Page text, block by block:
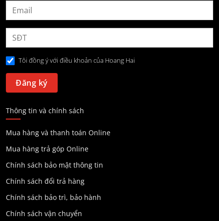
Tôi đồng ý với điều khoản của Hoang Hai
Thông tin và chính sách
Mua hàng và thanh toán Online
Mua hàng trả góp Online
Chính sách bảo mật thông tin
Chính sách đổi trả hàng
Chính sách bảo trì, bảo hành
Chính sách vận chuyển